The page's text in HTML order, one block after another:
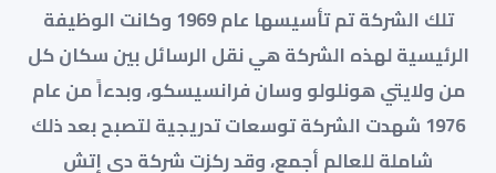
تلك الشركة تم تأسيسها عام 1969 وكانت الوظيفة
الرئيسية لهذه الشركة هي نقل الرسائل بين سكان كل
من ولايتي هونلولو وسان فرانسيسكو، وبدءاً من عام
1976 شهدت الشركة توسعات تدريجية لتصبح بعد ذلك
شاملة للعالم أجمع، وقد ركزت شركة دي إتش